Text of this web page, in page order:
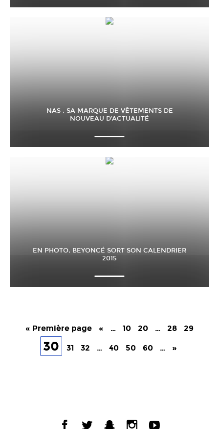
NAS : SA MARQUE DE VÊTEMENTS DE
NOUVEAU D’ACTUALITÉ
EN PHOTO, BEYONCÉ SORT SON CALENDRIER
2015
« Première page « … 10 20 … 28 29
30 31 32 … 40 50 60 … »